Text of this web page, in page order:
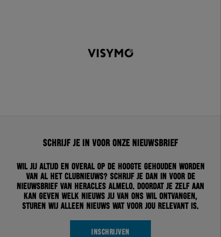
Schrijf je in voor onze nieuwsbrief
Wil jij altijd en overal op de hoogte gehouden worden
van al het clubnieuws? Schrijf je dan in voor de
nieuwsbrief van Heracles Almelo. Doordat je zelf aan
kan geven welk nieuws jij van ons wil ontvangen,
sturen wij alleen nieuws wat voor jou relevant is.
INSCHRIJVEN